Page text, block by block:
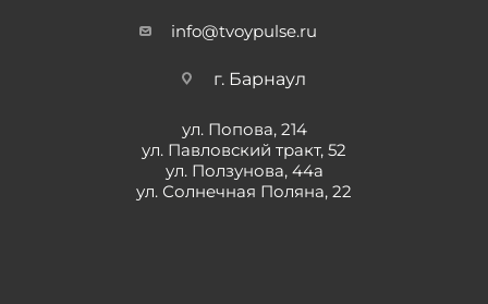
info@tvoypulse.ru
г. Барнаул
ул. Попова, 214
ул. Павловский тракт, 52
ул. Ползунова, 44а
ул. Солнечная Поляна, 22